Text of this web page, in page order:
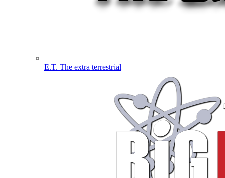
E.T. The extra terrestrial